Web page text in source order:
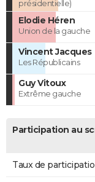
présidentielle)
Elodie Héren
Union de la gauche
Vincent Jacques
Les Républicains
Guy Vitoux
Extrême gauche
Participation au
Taux de